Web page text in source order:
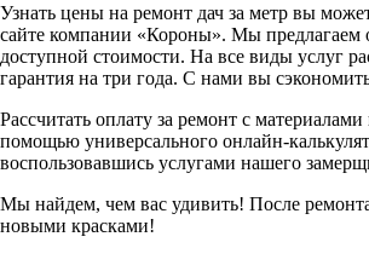
Узнать цены на ремонт дач за метр вы
сайте компании «Короны». Мы предлагаем
доступной стоимости. На все виды услуг
гарантия на три года. С нами вы
Рассчитать оплату за ремонт с
помощью универсального онлайн-
воспользовавшись услугами нашего
Мы найдем, чем вас удивить! После ремонта
новыми красками!